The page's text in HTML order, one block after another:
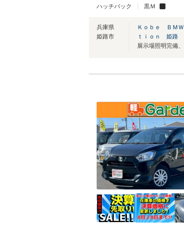
ハッチバック 黒Ｍ
兵庫県
姫路市
Ｋｏｂｅ ＢＭ
ｔｉｏｎ 姫路
展示場照明完備